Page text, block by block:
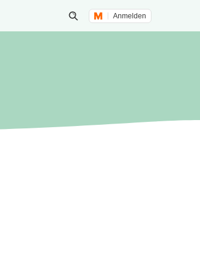
Suche öffnen
Anmelden